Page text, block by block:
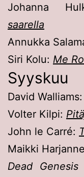
Johanna
saarella
Annukka
Siri Kolu: Me
Syyskuu
David Walliams:
Volter Kilpi:
John le Carré:
Maikki
Dead